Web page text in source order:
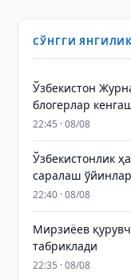
СЎНГГИ
Ўзбекистон
блогерлар
22:45 · 08/08
Ўзбекистонлик
саралаш
22:40 · 08/08
Мирзиёев
табриклади
22:35 · 08/08